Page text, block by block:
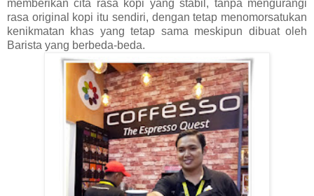
memberikan cita rasa kopi yang stabil, tanpa mengurangi
rasa original kopi itu sendiri, dengan tetap menomorsatukan
kenikmatan khas yang tetap sama meskipun dibuat oleh
Barista yang berbeda-beda.